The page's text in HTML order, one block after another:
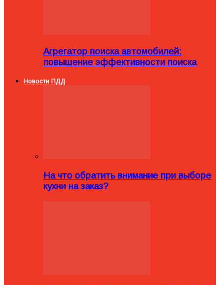
Агрегатор поиска автомобилей:
повышение эффективности поиска
Новости ПДД
На что обратить внимание при выборе
кухни на заказ?